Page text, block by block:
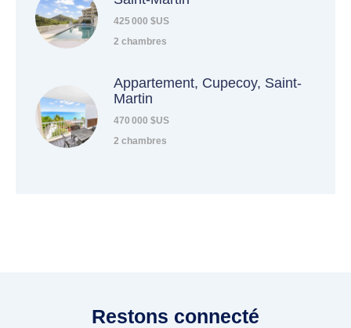
425 000 $US
2 chambres
Appartement, Cupecoy, Saint-
Martin
470 000 $US
2 chambres
Restons connecté